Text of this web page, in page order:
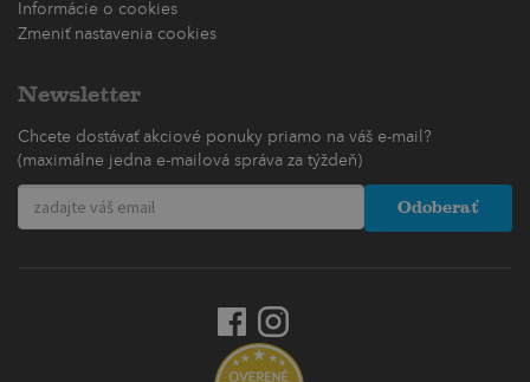
Informácie o cookies
Zmeniť nastavenia cookies
Newsletter
Chcete dostávať akciové ponuky priamo na váš e-mail?
(maximálne jedna e-mailová správa za týždeň)
Odoberať